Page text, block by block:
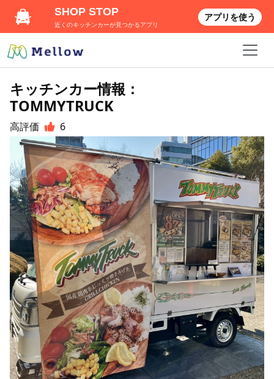
キッチンカー情報：
TOMMYTRUCK
高評価 6
SHOP STOP
近くのキッチンカーが見つかるアプリ
アプリを使う